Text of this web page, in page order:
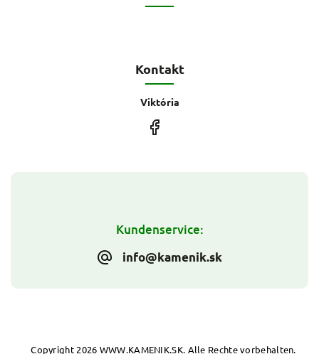
Kundenservice:
info@kamenik.sk
Kontakt
Viktória
Copyright 2026 WWW.KAMENIK.SK. Alle Rechte vorbehalten.